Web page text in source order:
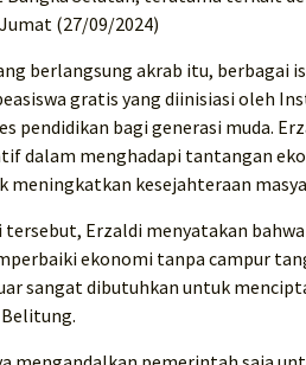
(27/09/2024)
berlangsung akrab itu, berbagai
gratis yang diinisiasi oleh
pendidikan bagi generasi muda.
dalam menghadapi tantangan
meningkatkan kesejahteraan
tersebut, Erzaldi menyatakan
ekonomi tanpa campur
sangat dibutuhkan untuk